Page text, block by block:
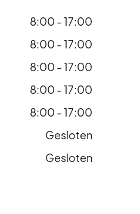
8:00 - 17:00
8:00 - 17:00
8:00 - 17:00
8:00 - 17:00
8:00 - 17:00
Gesloten
Gesloten